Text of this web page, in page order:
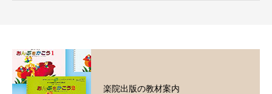
楽院出版の教材案内